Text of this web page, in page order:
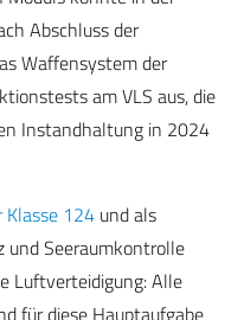
Abschluss der
Waffensystem der
am VLS aus, die
Instandhaltung in 2024
Klasse 124 und als
und Seeraumkontrolle
Luftverteidigung: Alle
für diese Hauptaufgabe